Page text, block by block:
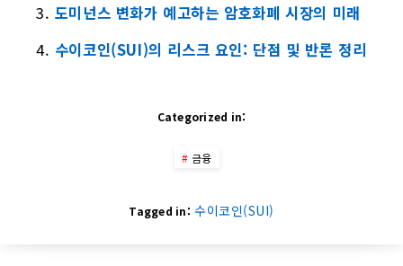
도미넌스 변화가 예고하는 암호화폐 시장의 미래
수이코인(SUI)의 리스크 요인: 단점 및 반론 정리
Categorized in:
금융
Tagged in: 수이코인(SUI)